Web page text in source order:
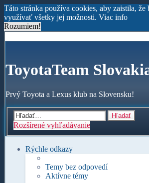
Táto stránka používa cookies, aby zaistila,
využívať všetky jej možnosti. Viac info
Rozumiem!
ToyotaTeam
Prvý Toyota a Lexus klub na Slovensku!
Hľadať
Rozšírené vyhľadávanie
Rýchle odkazy
Temy bez odpovedí
Aktívne témy